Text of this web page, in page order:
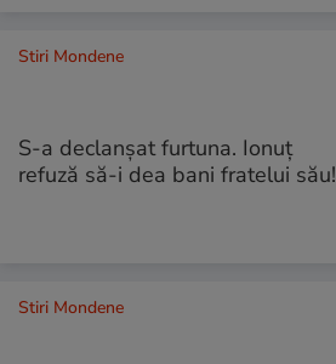
Stiri Mondene
S-a declanșat furtuna. Ionuț
refuză să-i dea bani fratelui său!
Stiri Mondene